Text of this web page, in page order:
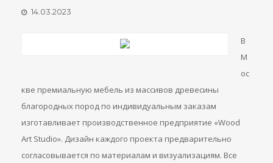
14.03.2023
В
М
ос
кве премиальную мебель из массивов древесины
благородных пород по индивидуальным заказам
изготавливает производственное предприятие «Wood
Art Studio». Дизайн каждого проекта предварительно
согласовывается по материалам и визуализациям. Все